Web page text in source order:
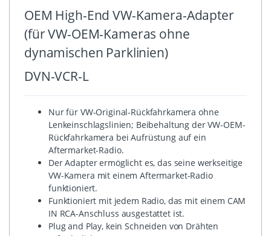
OEM High-End VW-Kamera-Adapter
(für VW-OEM-Kameras ohne
dynamischen Parklinien)
DVN-VCR-L
Nur für VW-Original-Rückfahrkamera ohne
Lenkeinschlagslinien; Beibehaltung der VW-OEM-
Rückfahrkamera bei Aufrüstung auf ein
Aftermarket-Radio.
Der Adapter ermöglicht es, das seine werkseitige
VW-Kamera mit einem Aftermarket-Radio
funktioniert.
Funktioniert mit jedem Radio, das mit einem CAM
IN RCA-Anschluss ausgestattet ist.
Plug and Play, kein Schneiden von Drähten